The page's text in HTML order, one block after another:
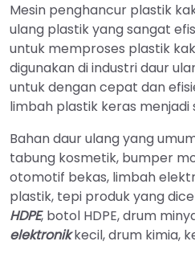
Mesin penghancur plastik
ulang plastik yang sangat
untuk memproses plastik
digunakan di industri daur
untuk dengan cepat dan
limbah plastik keras menjadi
Bahan daur ulang yang
tabung kosmetik, bumper
otomotif bekas, limbah
plastik, tepi produk yang
HDPE, botol HDPE, drum
elektronikkecil, drum kimia,